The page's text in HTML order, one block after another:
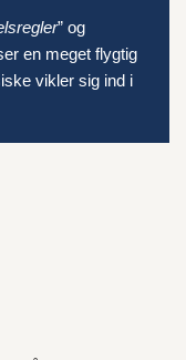
” og
en meget flygtig
vikler sig ind i